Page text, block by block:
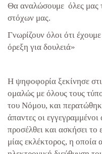
Θα αναλώσουμε όλες μας
στόχων μας.
Γνωρίζουν όλοι ότι
όρεξη για δουλειά»
Η ψηφοφορία ξεκίνησε
ομαλώς με όλους τους
του Νόμου, και
άπαντες οι
προσέλθει και ασκήσει το
μίας εκλέκτορος, η οποία